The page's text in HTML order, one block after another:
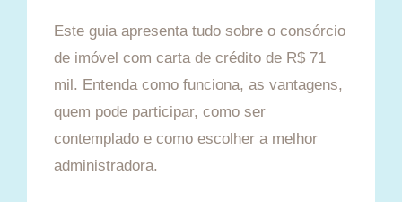
Este guia apresenta tudo sobre o consórcio
de imóvel com carta de crédito de R$ 71
mil. Entenda como funciona, as vantagens,
quem pode participar, como ser
contemplado e como escolher a melhor
administradora.